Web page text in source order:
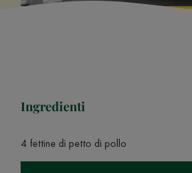
Ingredienti
4 fettine di petto di pollo